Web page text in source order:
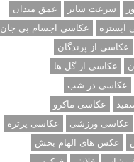
سرعت شاتر
عمق میدان
آبستره
عکاسی اجسام بی جان
عکاسی از پرندگان
عکاسی از گل ها
عکاسی در شب
عکاسی ماکرو
عکاسی ورزشی
عکاسی پرتره
عکس های الهام بخش